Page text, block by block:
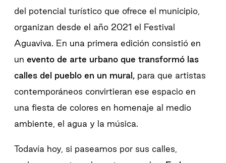
del potencial turístico que ofrece el municipio,
organizan desde el año 2021 el Festival
Aguaviva. En una primera edición consistió en
un evento de arte urbano que transformó las
calles del pueblo en un mural,para que artistas
contemporáneos convirtieran ese espacio en
una fiesta de colores en homenaje al medio
ambiente, el agua y la música.
Todavía hoy, si paseamos por sus calles,